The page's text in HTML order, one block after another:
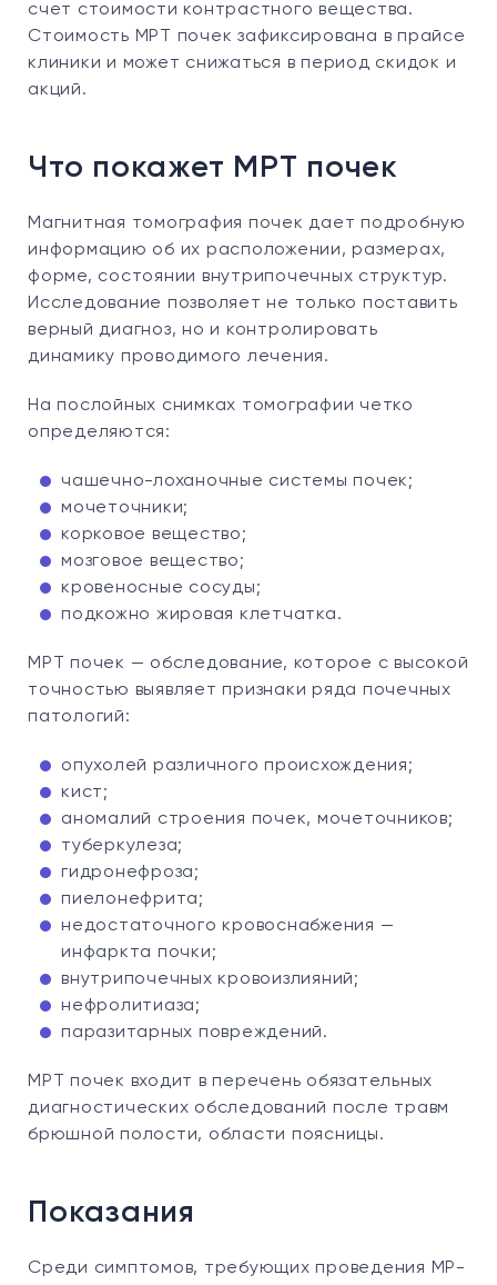
счет стоимости контрастного вещества.
Стоимость МРТ почек зафиксирована в прайсе
клиники и может снижаться в период скидок и
акций.
Что покажет МРТ почек
Магнитная томография почек дает подробную
информацию об их расположении, размерах,
форме, состоянии внутрипочечных структур.
Исследование позволяет не только поставить
верный диагноз, но и контролировать
динамику проводимого лечения.
На послойных снимках томографии четко
определяются:
чашечно-лоханочные системы почек;
мочеточники;
корковое вещество;
мозговое вещество;
кровеносные сосуды;
подкожно жировая клетчатка.
МРТ почек — обследование, которое с высокой
точностью выявляет признаки ряда почечных
патологий:
опухолей различного происхождения;
кист;
аномалий строения почек, мочеточников;
туберкулеза;
гидронефроза;
пиелонефрита;
недостаточного кровоснабжения —
инфаркта почки;
внутрипочечных кровоизлияний;
нефролитиаза;
паразитарных повреждений.
МРТ почек входит в перечень обязательных
диагностических обследований после травм
брюшной полости, области поясницы.
Показания
Среди симптомов, требующих проведения МР-